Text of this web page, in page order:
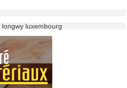
luxembourg